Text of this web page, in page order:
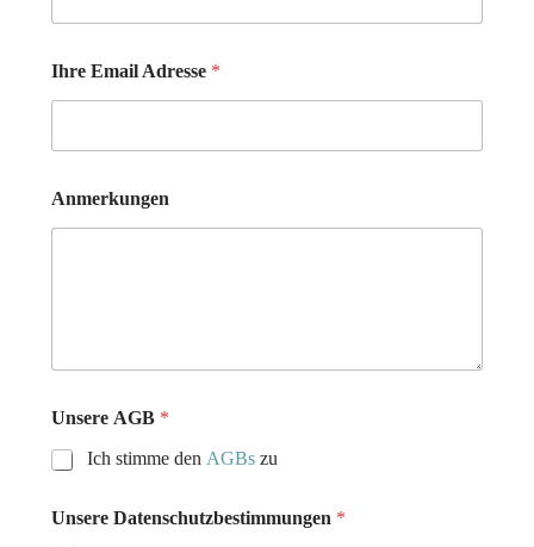
Ihre Email Adresse *
Anmerkungen
Unsere AGB *
Ich stimme den AGBs zu
Unsere Datenschutzbestimmungen *